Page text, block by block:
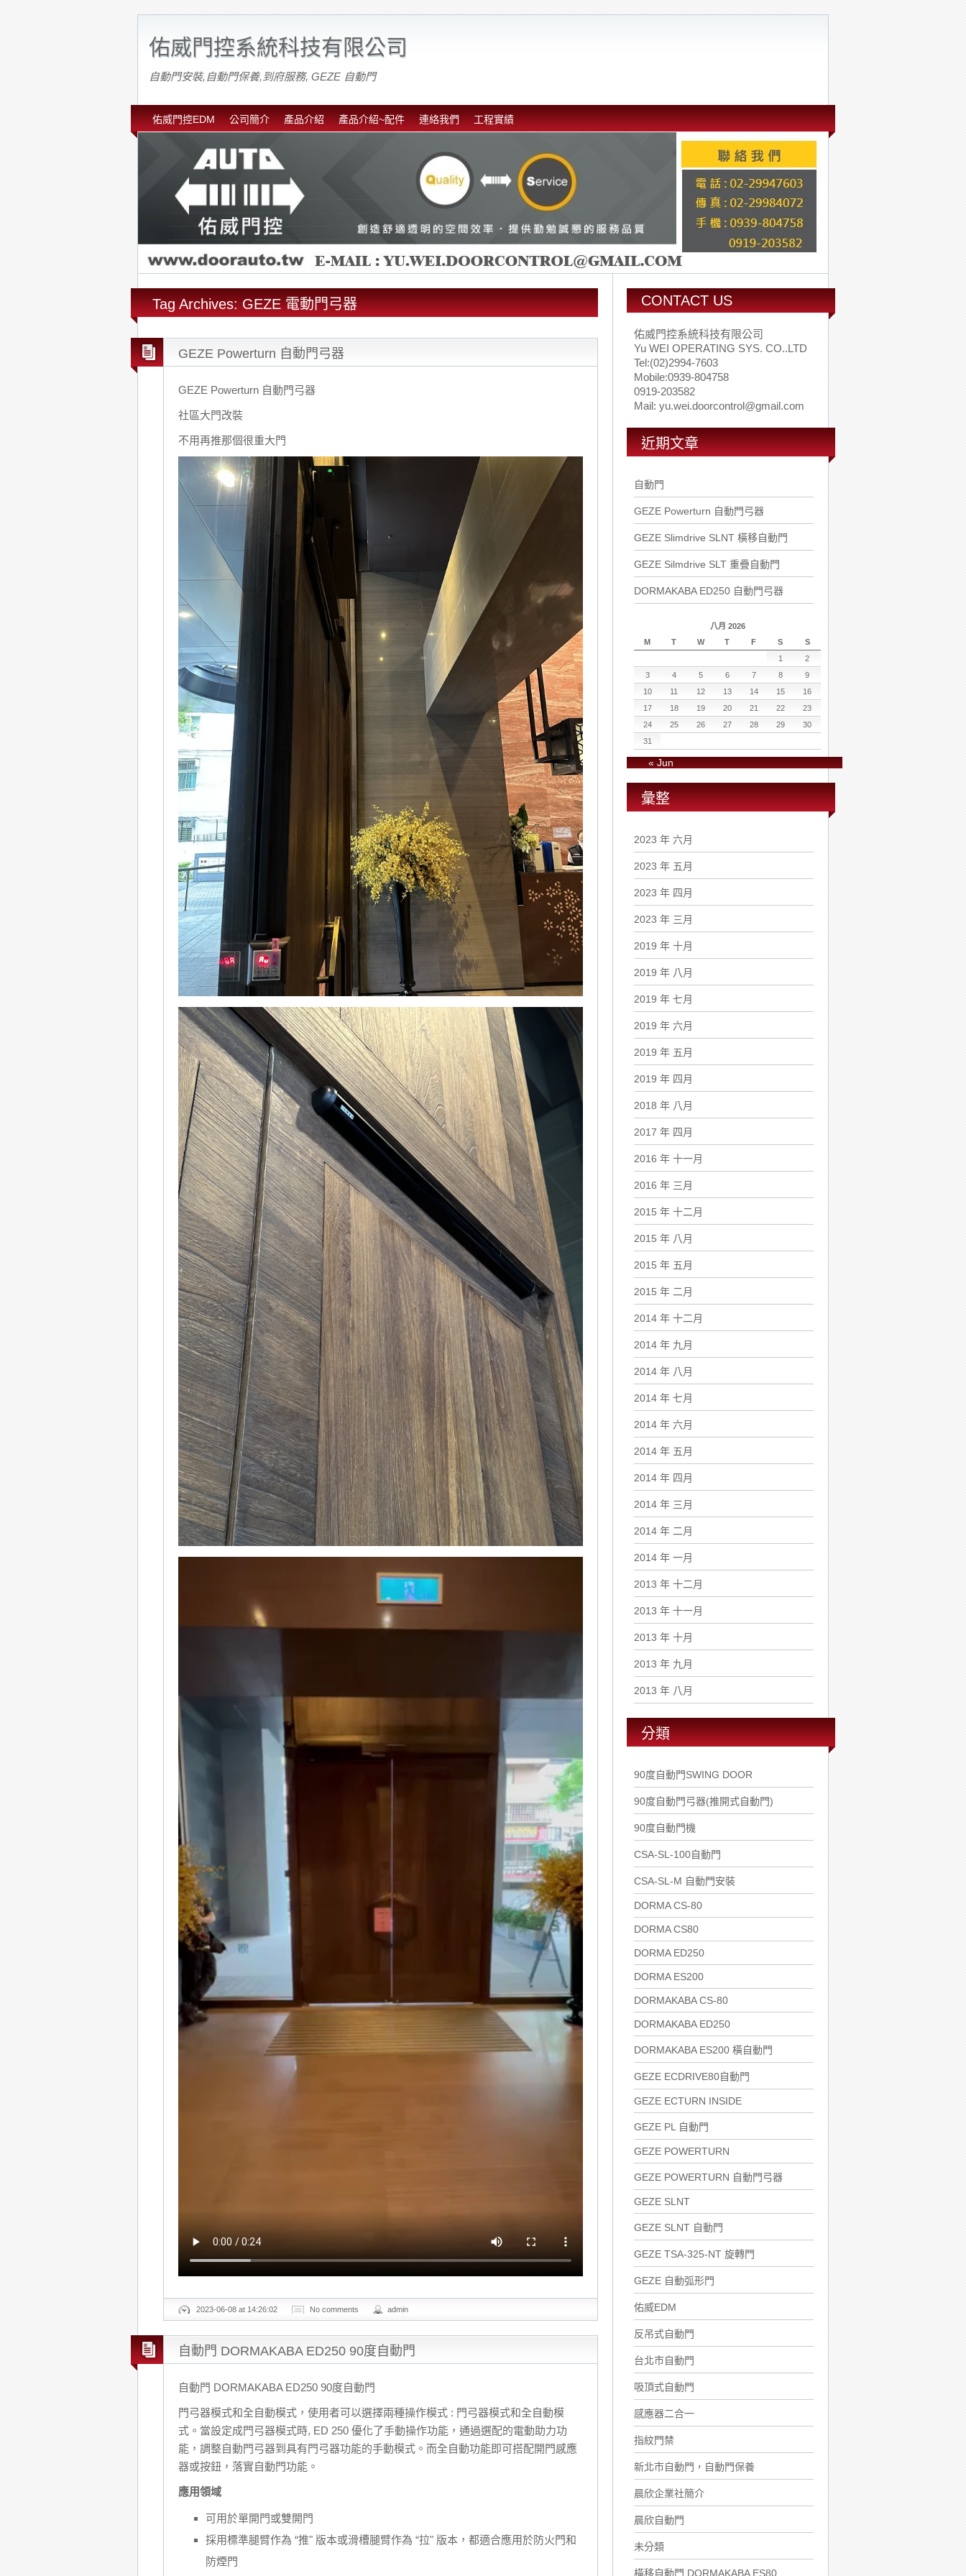
佑威門控系統科技有限公司
自動門安裝,自動門保養,到府服務, GEZE 自動門
佑威門控EDM 公司簡介 產品介紹 產品介紹~配件 連絡我們 工程實績
Tag Archives: GEZE 電動門弓器
GEZE Powerturn 自動門弓器
GEZE Powerturn 自動門弓器
社區大門改裝
不用再推那個很重大門
2023-06-08 at 14:26:02 No comments admin
自動門 DORMAKABA ED250 90度自動門
自動門 DORMAKABA ED250 90度自動門
門弓器模式和全自動模式，使用者可以選擇兩種操作模式 : 門弓器模式和全自動模
式。當設定成門弓器模式時, ED 250 優化了手動操作功能，通過選配的電動助力功
能，調整自動門弓器到具有門弓器功能的手動模式。而全自動功能即可搭配開門感應
器或按鈕，落實自動門功能。
應用領域
可用於單開門或雙開門
採用標準腿臂作為 “推" 版本或滑槽腿臂作為 “拉" 版本，都適合應用於防火門和
防煙門
CONTACT US
佑威門控系統科技有限公司
Yu WEI OPERATING SYS. CO..LTD
Tel:(02)2994-7603
Mobile:0939-804758
0919-203582
Mail: yu.wei.doorcontrol@gmail.com
近期文章
自動門
GEZE Powerturn 自動門弓器
GEZE Slimdrive SLNT 橫移自動門
GEZE Silmdrive SLT 重疊自動門
DORMAKABA ED250 自動門弓器
八月 2026
M
T W T F S
S
1
2
3
4 5 6 7 8
9
10
11 12 13 14 15
16
17
18 19 20 21 22
23
24
25 26 27 28 29
30
31
« Jun
彙整
2023 年 六月
2023 年 五月
2023 年 四月
2023 年 三月
2019 年 十月
2019 年 八月
2019 年 七月
2019 年 六月
2019 年 五月
2019 年 四月
2018 年 八月
2017 年 四月
2016 年 十一月
2016 年 三月
2015 年 十二月
2015 年 八月
2015 年 五月
2015 年 二月
2014 年 十二月
2014 年 九月
2014 年 八月
2014 年 七月
2014 年 六月
2014 年 五月
2014 年 四月
2014 年 三月
2014 年 二月
2014 年 一月
2013 年 十二月
2013 年 十一月
2013 年 十月
2013 年 九月
2013 年 八月
分類
90度自動門SWING DOOR
90度自動門弓器(推開式自動門)
90度自動門機
CSA-SL-100自動門
CSA-SL-M 自動門安裝
DORMA CS-80
DORMA CS80
DORMA ED250
DORMA ES200
DORMAKABA CS-80
DORMAKABA ED250
DORMAKABA ES200 橫自動門
GEZE ECDRIVE80自動門
GEZE ECTURN INSIDE
GEZE PL 自動門
GEZE POWERTURN
GEZE POWERTURN 自動門弓器
GEZE SLNT
GEZE SLNT 自動門
GEZE TSA-325-NT 旋轉門
GEZE 自動弧形門
佑威EDM
反吊式自動門
台北市自動門
吸頂式自動門
感應器二合一
指紋門禁
新北市自動門，自動門保養
晨欣企業社簡介
晨欣自動門
未分類
橫移自動門 DORMAKABA ES80